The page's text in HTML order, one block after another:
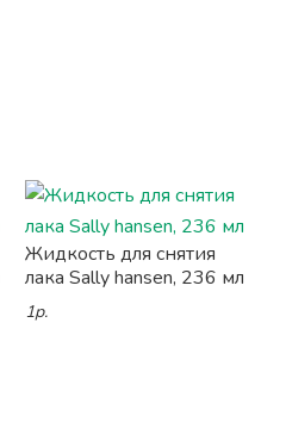
Жидкость для снятия
лака Sally hansen, 236 мл
1р.